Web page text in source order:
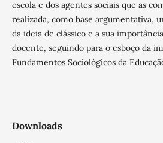
escola e dos agentes sociais que as
realizada, como base argumentativa,
da ideia de clássico e a sua
docente, seguindo para o esboço da
Fundamentos Sociológicos da
Downloads